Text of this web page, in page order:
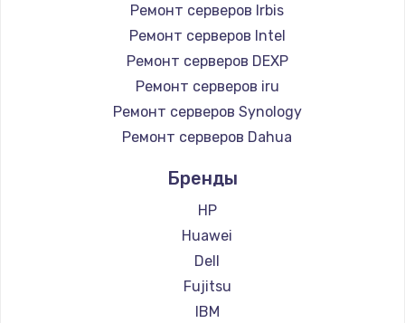
Замена жесткого диска
1000 руб.
Заказать
Чистка от пыли
1330 руб.
Настройка ОС
Заказать
Ремонт серверов Irbis
Ремонт серверов Intel
Ремонт серверов DEXP
Ремонт серверов iru
Ремонт серверов Synology
Ремонт серверов Dahua
Бренды
HP
Huawei
Dell
Fujitsu
IBM